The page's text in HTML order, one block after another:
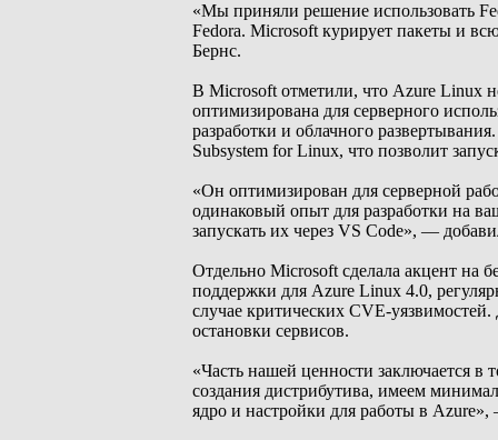
«Мы приняли решение использовать
Fedora. Microsoft курирует пакеты и
Бернс.
В Microsoft отметили, что Azure Linux
оптимизирована для серверного
разработки и облачного
Subsystem for Linux, что позволит
«Он оптимизирован для серверной
одинаковый опыт для разработки на
запускать их через VS Code», —
Отдельно Microsoft сделала акцент на
поддержки для Azure Linux 4.0,
случае критических CVE-
остановки сервисов.
«Часть нашей ценности заключается
создания дистрибутива, имеем
ядро и настройки для работы в